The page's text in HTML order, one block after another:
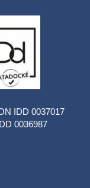
IDD 0037017
0036987